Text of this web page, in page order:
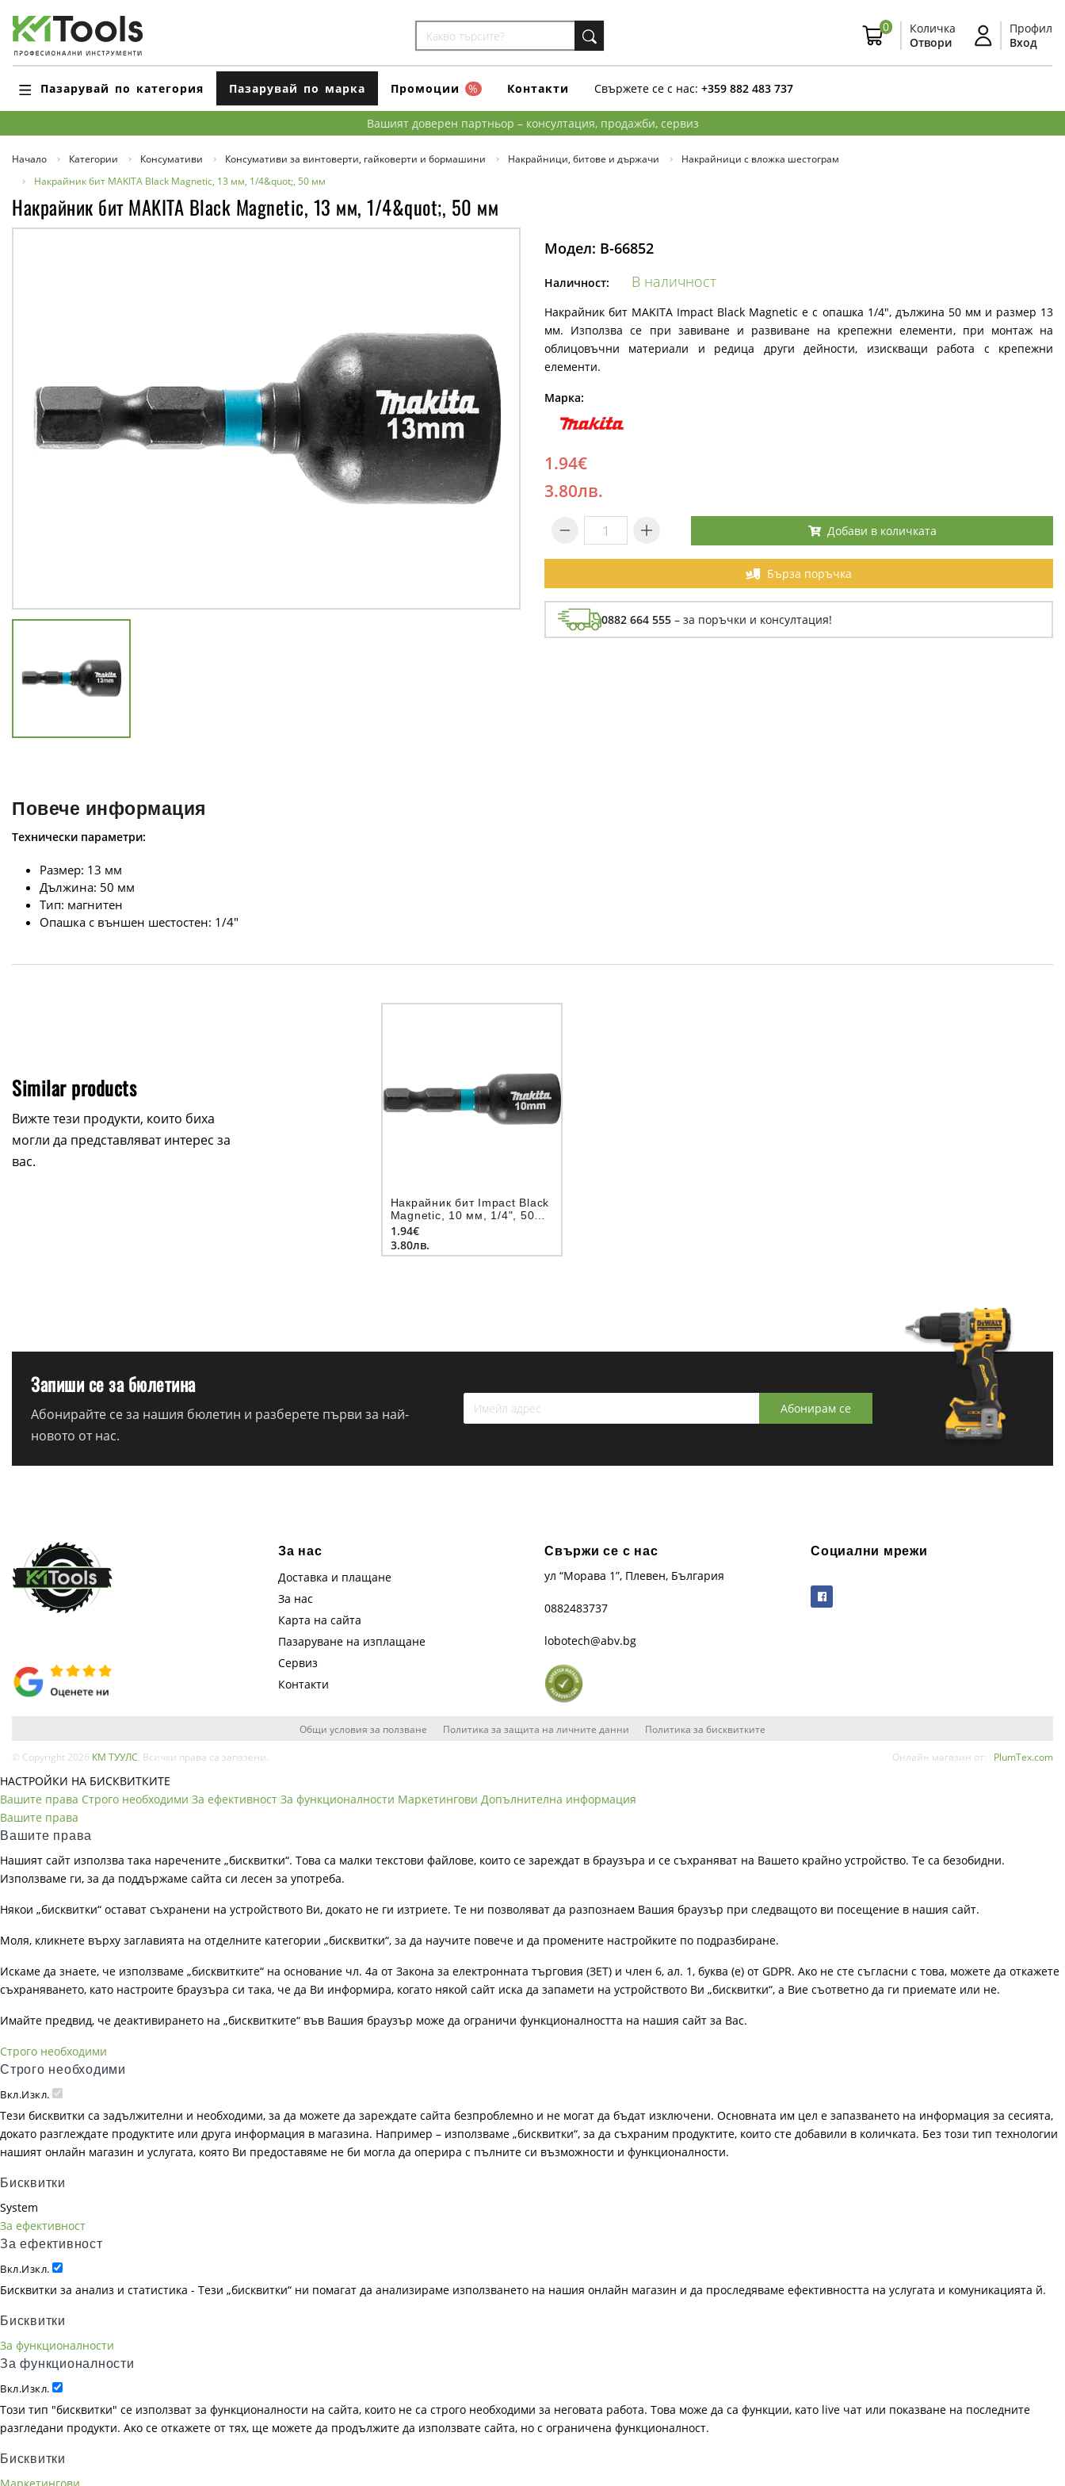
0
Количка
Отвори
Профил
Вход
Пазарувай по категория Пазарувай по марка Промоции % Контакти Свържете се с нас: +359 882 483 737
Вашият доверен партньор – консултация, продажби, сервиз
Начало Категории Консумативи Консумативи за винтоверти, гайковерти и бормашини Накрайници, битове и държачи
Накрайници с вложка шестограм
Накрайник бит MAKITA Black Magnetic, 13 мм, 1/4&quot;, 50 мм
Накрайник бит MAKITA Black Magnetic, 13 мм, 1/4&quot;, 50 мм
Модел: B-66852
Наличност: В наличност
Накрайник бит MAKITA Impact Black Magnetic е с опашка 1/4", дължина 50 мм и размер 13
мм. Използва се при завиване и развиване на крепежни елементи, при монтаж на
облицовъчни материали и редица други дейности, изискващи работа с крепежни
елементи.
Марка:
1.94€
3.80лв.
Добави в количката
Бърза поръчка
0882 664 555 – за поръчки и консултация!
Повече информация
Технически параметри:
Размер: 13 мм
Дължина: 50 мм
Тип: магнитен
Oпашка с външен шестостен: 1/4"
Similar products
Вижте тези продукти, които биха
могли да представляват интерес за
вас.
Накрайник бит Impact Black
Magnetic, 10 мм, 1/4", 50
мм
1.94€
3.80лв.
Запиши се за бюлетина
Абонирайте се за нашия бюлетин и разберете първи за най-
новото от нас.
Абонирам се
За нас
Доставка и плащане
За нас
Карта на сайта
Пазаруване на изплащане
Сервиз
Контакти
Свържи се с нас
ул “Морава 1”, Плевен, България
0882483737
lobotech@abv.bg
Социални мрежи
Общи условия за ползване Политика за защита на личните данни Политика за бисквитките
© Copyright 2026 КМ ТУУЛС . Всички права са запазени. Онлайн магазин от: PlumTex.com
НАСТРОЙКИ НА БИСКВИТКИТЕ
Вашите права Строго необходими За ефективност За функционалности Маркетингови Допълнителна информация
Вашите права
Вашите права
Нашият сайт използва така наречените „бисквитки“. Това са малки текстови файлове, които се зареждат в браузъра и се съхраняват на Вашето крайно устройство. Те са безобидни.
Използваме ги, за да поддържаме сайта си лесен за употреба.
Някои „бисквитки“ остават съхранени на устройството Ви, докато не ги изтриете. Те ни позволяват да разпознаем Вашия браузър при следващото ви посещение в нашия сайт.
Моля, кликнете върху заглавията на отделните категории „бисквитки“, за да научите повече и да промените настройките по подразбиране.
Искаме да знаете, че използваме „бисквитките“ на основание чл. 4а от Закона за електронната търговия (ЗЕТ) и член 6, ал. 1, буква (е) от GDPR. Ако не сте съгласни с това, можете да откажете
съхраняването, като настроите браузъра си така, че да Ви информира, когато някой сайт иска да запамети на устройството Ви „бисквитки“, а Вие съответно да ги приемате или не.
Имайте предвид, че деактивирането на „бисквитките“ във Вашия браузър може да ограничи функционалността на нашия сайт за Вас.
Строго необходими
Строго необходими
Вкл.Изкл.
Тези бисквитки са задължителни и необходими, за да можете да зареждате сайта безпроблемно и не могат да бъдат изключени. Основната им цел е запазването на информация за сесията,
докато разглеждате продуктите или друга информация в магазина. Например – използваме „бисквитки“, за да съхраним продуктите, които сте добавили в количката. Без този тип технологии
нашият онлайн магазин и услугата, която Ви предоставяме не би могла да оперира с пълните си възможности и функционалности.
Бисквитки
System
За ефективност
За ефективност
Вкл.Изкл.
Бисквитки за анализ и статистика - Тези „бисквитки“ ни помагат да анализираме използването на нашия онлайн магазин и да проследяваме ефективността на услугата и комуникацията й.
Бисквитки
За функционалности
За функционалности
Вкл.Изкл.
Този тип "бисквитки" се използват за функционалности на сайта, които не са строго необходими за неговата работа. Това може да са функции, като live чат или показване на последните
разгледани продукти. Ако се откажете от тях, ще можете да продължите да използвате сайта, но с ограничена функционалност.
Бисквитки